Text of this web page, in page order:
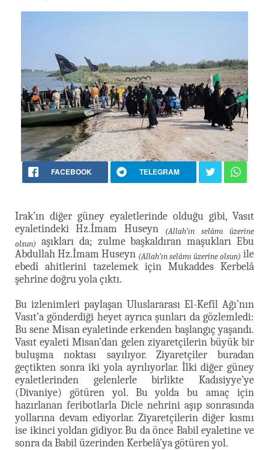
FACEBOOK TELEGRAM
Irak’ın diğer güney eyaletlerinde olduğu gibi, Vasıt
eyaletindeki Hz.İmam Huseyn
(Allah’ın selâmı üzerine
olsun)
aşıkları da; zulme başkaldıran maşukları Ebu
Abdullah Hz.İmam Huseyn (Allah’ın selâmı üzerine olsun) ile
ebedî ahitlerini tazelemek için Mukaddes Kerbelâ
şehrine doğru yola çıktı.
Bu izlenimleri paylaşan Uluslararası El-Kefîl Ağı’nın
Vasıt’a gönderdiği heyet ayrıca şunları da gözlemledi:
Bu sene Misan eyaletinde erkenden başlangıç yaşandı.
Vasıt eyaleti Misan’dan gelen ziyaretçilerin büyük bir
buluşma noktası sayılıyor. Ziyaretçiler buradan
geçtikten sonra iki yola ayrılıyorlar. İlki diğer güney
eyaletlerinden gelenlerle birlikte Kadısiyye’ye
(Divaniye) götüren yol. Bu yolda bu amaç için
hazırlanan feribotlarla Dicle nehrini aşıp sonrasında
yollarına devam ediyorlar. Ziyaretçilerin diğer kısmı
ise ikinci yoldan gidiyor. Bu da önce Babil eyaletine ve
sonra da Babil üzerinden Kerbelâ’ya götüren yol.